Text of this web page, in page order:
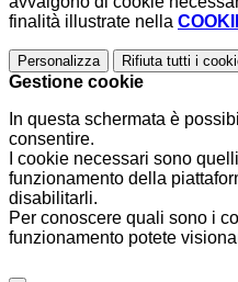
finalità illustrate nella
Personalizza Rifiuta tutti i
Gestione cookie
In questa schermata è
consentire.
I cookie necessari sono
funzionamento della
disabilitarli.
Per conoscere quali sono i
funzionamento potete